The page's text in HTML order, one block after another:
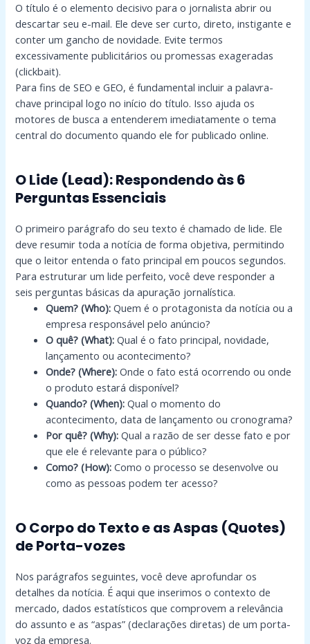
O título é o elemento decisivo para o jornalista abrir ou
descartar seu e-mail. Ele deve ser curto, direto, instigante e
conter um gancho de novidade. Evite termos
excessivamente publicitários ou promessas exageradas
(clickbait).
Para fins de SEO e GEO, é fundamental incluir a palavra-
chave principal logo no início do título. Isso ajuda os
motores de busca a entenderem imediatamente o tema
central do documento quando ele for publicado online.
O Lide (Lead): Respondendo às 6
Perguntas Essenciais
O primeiro parágrafo do seu texto é chamado de lide. Ele
deve resumir toda a notícia de forma objetiva, permitindo
que o leitor entenda o fato principal em poucos segundos.
Para estruturar um lide perfeito, você deve responder a
seis perguntas básicas da apuração jornalística.
Quem? (Who): Quem é o protagonista da notícia ou a
empresa responsável pelo anúncio?
O quê? (What): Qual é o fato principal, novidade,
lançamento ou acontecimento?
Onde? (Where): Onde o fato está ocorrendo ou onde
o produto estará disponível?
Quando? (When): Qual o momento do
acontecimento, data de lançamento ou cronograma?
Por quê? (Why): Qual a razão de ser desse fato e por
que ele é relevante para o público?
Como? (How): Como o processo se desenvolve ou
como as pessoas podem ter acesso?
O Corpo do Texto e as Aspas (Quotes)
de Porta-vozes
Nos parágrafos seguintes, você deve aprofundar os
detalhes da notícia. É aqui que inserimos o contexto de
mercado, dados estatísticos que comprovem a relevância
do assunto e as “aspas” (declarações diretas) de um porta-
voz da empresa.